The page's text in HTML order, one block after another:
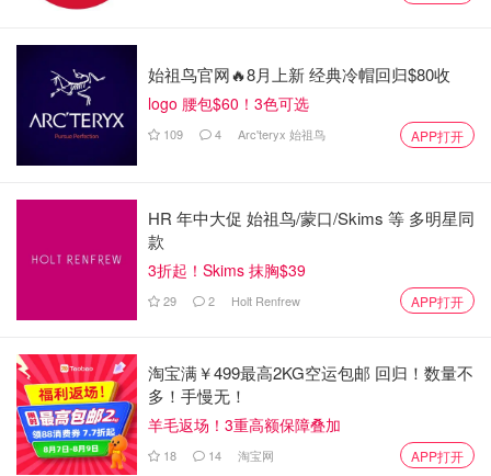
始祖鸟官网🔥8月上新 经典冷帽回归$80收
logo 腰包$60！3色可选
109 4 Arc'teryx 始祖鸟 APP打开
HR 年中大促 始祖鸟/蒙口/Skims 等 多明星同
款
3折起！Skims 抹胸$39
29 2 Holt Renfrew APP打开
淘宝满￥499最高2KG空运包邮 回归！数量不
多！手慢无！
羊毛返场！3重高额保障叠加
18 14 淘宝网 APP打开